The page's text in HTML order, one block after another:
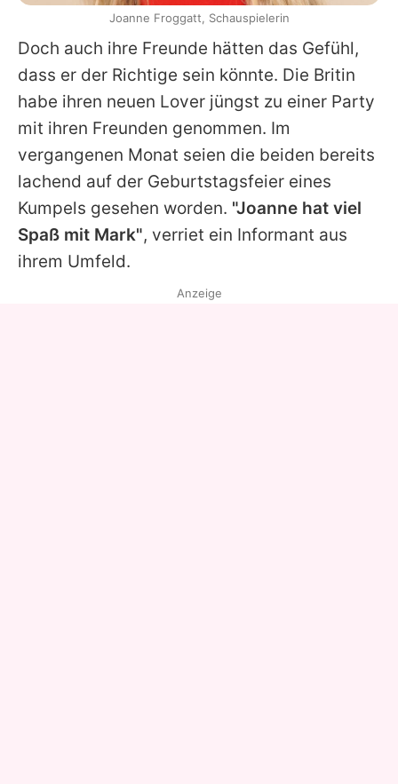
Doch auch ihre Freunde hätten das Gefühl,
dass er der Richtige sein könnte. Die Britin
habe ihren neuen Lover jüngst zu einer Party
mit ihren Freunden genommen. Im
vergangenen Monat seien die beiden bereits
lachend auf der Geburtstagsfeier eines
Kumpels gesehen worden. "Joanne hat viel
Spaß mit Mark", verriet ein Informant aus
ihrem Umfeld.
Joanne Froggatt, Schauspielerin
Anzeige